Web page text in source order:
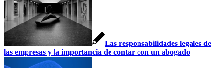
Las responsabilidades legales de
las empresas y la importancia de contar con un abogado